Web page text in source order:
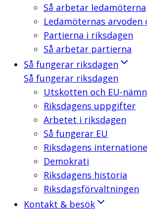
Så arbetar ledamöterna
Ledamöternas arvoden
Partierna i riksdagen
Så arbetar partierna
Så fungerar riksdagen
Så fungerar riksdagen
Utskotten och EU-
Riksdagens uppgifter
Arbetet i riksdagen
Så fungerar EU
Riksdagens
Demokrati
Riksdagens historia
Riksdagsförvaltningen
Kontakt & besök